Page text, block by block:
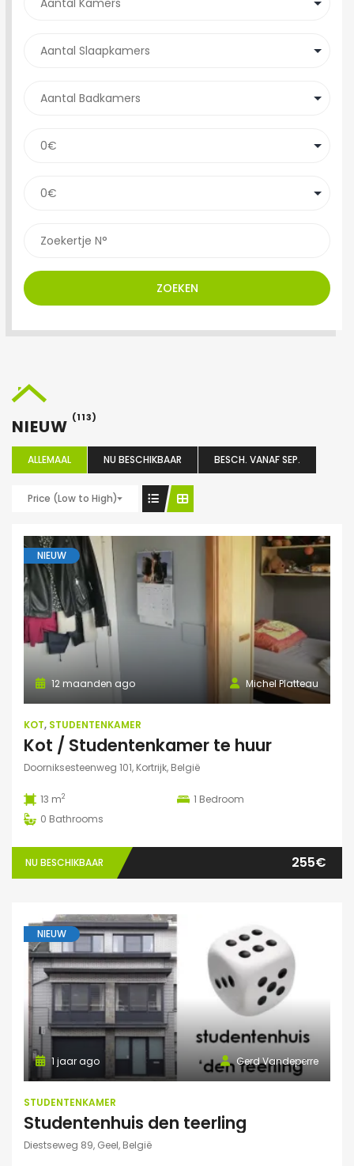
ZOEKEN
NIEUW (113)
ALLEMAAL NU BESCHIKBAAR BESCH. VANAF SEP.
Price (Low to High)
NIEUW
Michel Platteau
12 maanden ago
KOT, STUDENTENKAMER
Kot / Studentenkamer te huur
Doorniksesteenweg 101, Kortrijk, België
13 m2 1 Bedroom
0 Bathrooms
NU BESCHIKBAAR 255€
NIEUW
Gerd Vandeperre
1 jaar ago
STUDENTENKAMER
Studentenhuis den teerling
Diestseweg 89, Geel, België